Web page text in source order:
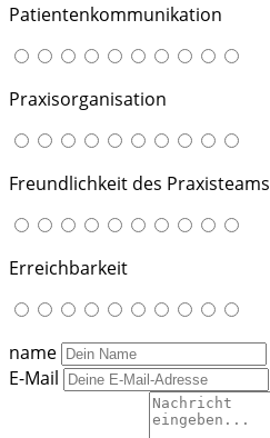
Patientenkommunikation
Praxisorganisation
Freundlichkeit des Praxisteams
Erreichbarkeit
name
E-Mail